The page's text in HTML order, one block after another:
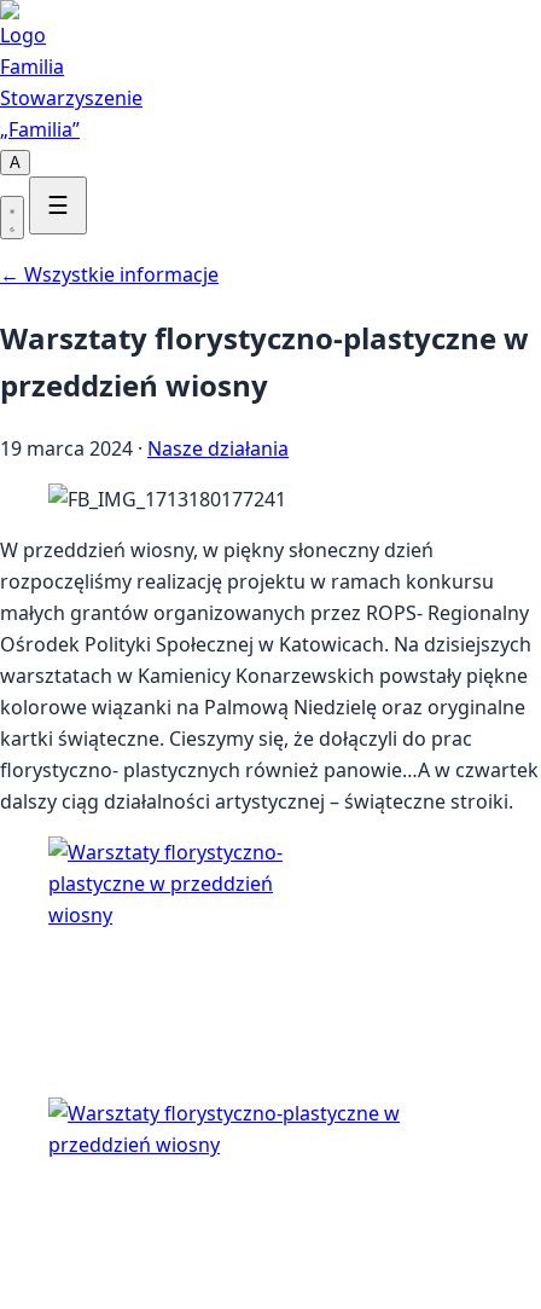
Przejdź do treści
Kontakt
Stowarzyszenie
„Familia”
A
☰
← Wszystkie informacje
Warsztaty florystyczno-plastyczne w
przeddzień wiosny
19 marca 2024 · Nasze działania
W przeddzień wiosny, w piękny słoneczny dzień
rozpoczęliśmy realizację projektu w ramach konkursu
małych grantów organizowanych przez ROPS- Regionalny
Ośrodek Polityki Społecznej w Katowicach. Na dzisiejszych
warsztatach w Kamienicy Konarzewskich powstały piękne
kolorowe wiązanki na Palmową Niedzielę oraz oryginalne
kartki świąteczne. Cieszymy się, że dołączyli do prac
florystyczno- plastycznych również panowie…A w czwartek
dalszy ciąg działalności artystycznej – świąteczne stroiki.